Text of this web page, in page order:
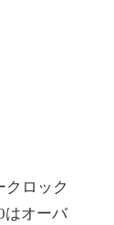
クロック
はオーバ